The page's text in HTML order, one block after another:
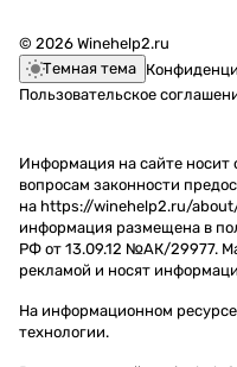
© 2026 Winehelp2.ru
Темная тема
Пользовательское
Информация на сайте носит
вопросам законности
на https://winehelp2.ru/
информация размещена в
РФ от 13.09.12 №АК/29977.
рекламой и носят
На информационном
технологии.